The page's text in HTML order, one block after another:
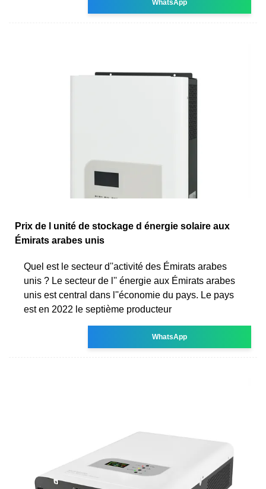
WhatsApp
Prix de l unité de stockage d énergie solaire aux
Émirats arabes unis
Quel est le secteur d''activité des Émirats arabes
unis ? Le secteur de l'' énergie aux Émirats arabes
unis est central dans l''économie du pays. Le pays
est en 2022 le septième producteur
WhatsApp